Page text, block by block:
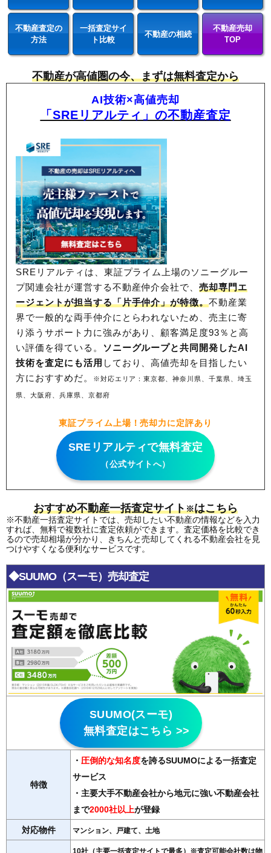
不動産査定の
方法
一括査定サイ
ト比較
不動産の相続
不動産売却
TOP
不動産が高値圏の今、まずは無料査定から
AI技術×高値売却
「SREリアルティ」の不動産査定
SREリアルティは、東証プライム上場のソニーグルー
プ関連会社が運営する不動産仲介会社で、売却専門エ
ージェントが担当する「片手仲介」が特徴。不動産業
界で一般的な両手仲介にとらわれないため、売主に寄
り添うサポート力に強みがあり、顧客満足度93％と高
い評価を得ている。 ソニーグループと共同開発したAI
技術を査定にも活用 しており、高値売却を目指したい
方におすすめだ。
※対応エリア：東京都、神奈川県、千葉県、埼玉
県、大阪府、兵庫県、京都府
東証プライム上場！売却力に定評あり
SREリアルティで無料査定
（公式サイトへ）
おすすめ不動産一括査定サイト※はこちら
※不動産一括査定サイトでは、売却したい不動産の情報などを入力
すれば、無料で複数社に査定依頼ができます。査定価格を比較でき
るので売却相場が分かり、きちんと売却してくれる不動産会社を見
つけやすくなる便利なサービスです。
◆SUUMO（スーモ）売却査定
SUUMO(スーモ)
無料査定はこちら >>
特徴
・ 圧倒的な知名度を誇るSUUMOによる一括査定
サービス
・主要大手不動産会社から地元に強い不動産会社
まで2000社以上が登録
対応物件 マンション、戸建て、土地